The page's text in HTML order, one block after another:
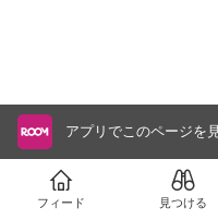
アプリでこのページを
フィード 見つける